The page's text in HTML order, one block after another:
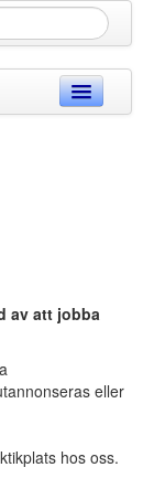
av att jobba
eller
hos oss.